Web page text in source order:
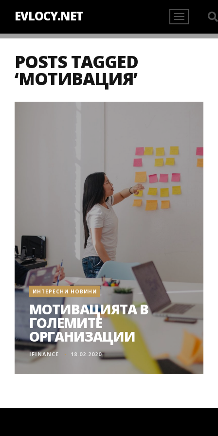
EVLOCY.NET
POSTS TAGGED
‘МОТИВАЦИЯ’
ИНТЕРЕСНИ НОВИНИ
МОТИВАЦИЯТА В
ГОЛЕМИТЕ
ОРГАНИЗАЦИИ
IFINANCE 18.02.2020